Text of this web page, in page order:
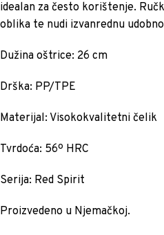
idealan za često korištenje.
oblika te nudi izvanrednu
Dužina oštrice: 26 cm
Drška: PP/TPE
Materijal: Visokokvalitetni čelik
Tvrdoća: 56º HRC
Serija: Red Spirit
Proizvedeno u Njemačkoj.